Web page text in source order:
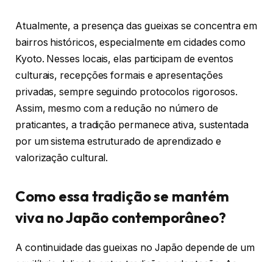
Atualmente, a presença das gueixas se concentra em
bairros históricos, especialmente em cidades como
Kyoto. Nesses locais, elas participam de eventos
culturais, recepções formais e apresentações
privadas, sempre seguindo protocolos rigorosos.
Assim, mesmo com a redução no número de
praticantes, a tradição permanece ativa, sustentada
por um sistema estruturado de aprendizado e
valorização cultural.
Como essa tradição se mantém
viva no Japão contemporâneo?
A continuidade das gueixas no Japão depende de um